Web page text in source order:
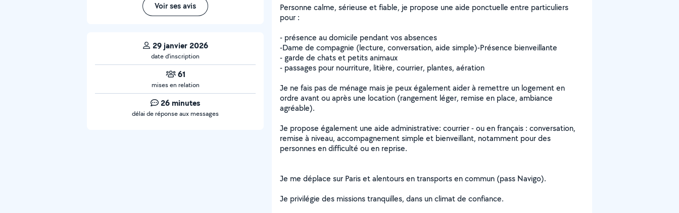
Voir ses avis
29 janvier 2026
date d’inscription
61
mises en relation
26 minutes
délai de réponse aux messages
Personne calme, sérieuse et fiable, je propose une aide ponctuelle entre particuliers
pour :
- présence au domicile pendant vos absences
-Dame de compagnie (lecture, conversation, aide simple)-Présence bienveillante
- garde de chats et petits animaux
- passages pour nourriture, litière, courrier, plantes, aération
Je ne fais pas de ménage mais je peux également aider à remettre un logement en
ordre avant ou après une location (rangement léger, remise en place, ambiance
agréable).
Je propose également une aide administrative: courrier - ou en français : conversation,
remise à niveau, accompagnement simple et bienveillant, notamment pour des
personnes en difficulté ou en reprise.
Je me déplace sur Paris et alentours en transports en commun (pass Navigo).
Je privilégie des missions tranquilles, dans un climat de confiance.